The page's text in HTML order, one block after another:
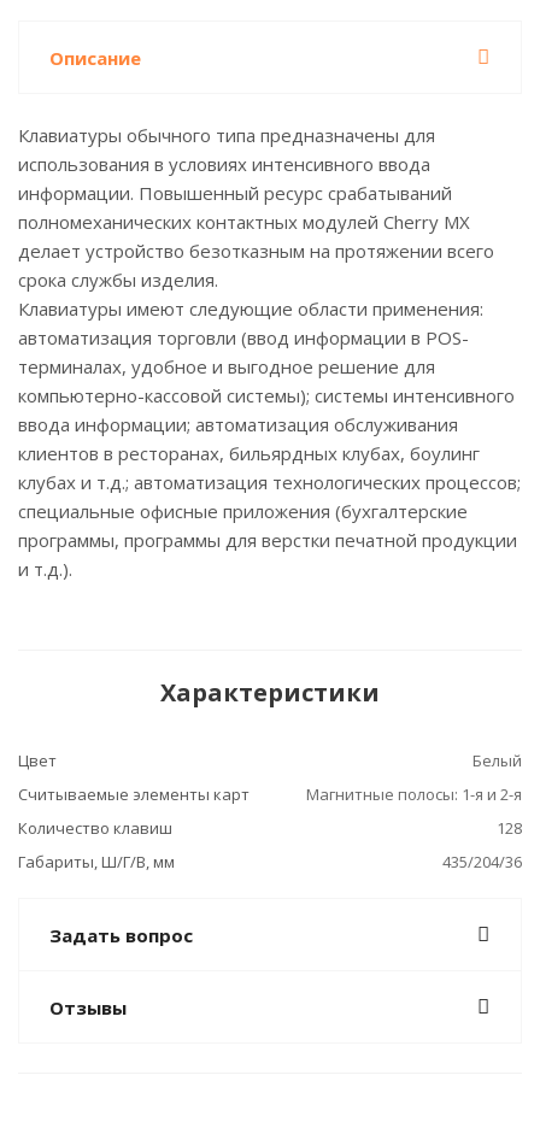
Описание
Клавиатуры обычного типа предназначены для
использования в условиях интенсивного ввода
информации. Повышенный ресурс срабатываний
полномеханических контактных модулей Cherry MX
делает устройство безотказным на протяжении всего
срока службы изделия.
Клавиатуры имеют следующие области применения:
автоматизация торговли (ввод информации в POS-
терминалах, удобное и выгодное решение для
компьютерно-кассовой системы); системы интенсивного
ввода информации; автоматизация обслуживания
клиентов в ресторанах, бильярдных клубах, боулинг
клубах и т.д.; автоматизация технологических процессов;
специальные офисные приложения (бухгалтерские
программы, программы для верстки печатной продукции
и т.д.).
Характеристики
Цвет
Белый
Считываемые элементы карт
Магнитные полосы: 1-я и 2-я
Количество клавиш
128
Габариты, Ш/Г/В, мм
435/204/36
Задать вопрос
Отзывы